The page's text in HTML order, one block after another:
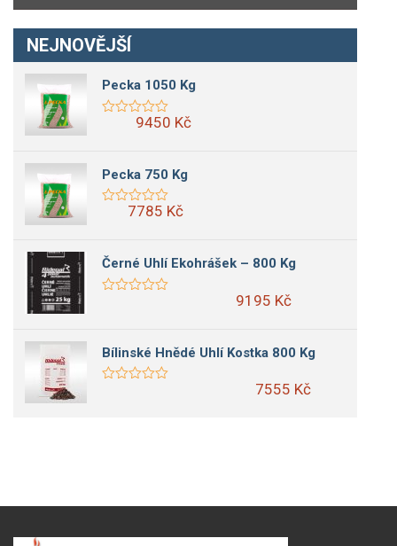
NEJNOVĚJŠÍ
Pecka 1050 Kg
9450 Kč
Pecka 750 Kg
7785 Kč
Černé Uhlí Ekohrášek – 800 Kg
9195 Kč
Bílinské Hnědé Uhlí Kostka 800 Kg
7555 Kč